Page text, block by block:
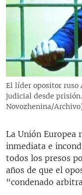
AUDIOVISUALES
RADIO MARTÍ
ESPECIALES
ESPECIALES
LA REALIDAD DE
SER VIEJO EN CUBA
LOS SANTOS DE
DESINFORMACIÓN
LA INVASIÓN DE
MULTIMEDIA
EDITORIALES
SÍGUENOS
El líder opositor ruso
judicial desde prisión.
Novozhenina/
La Unión Europea
inmediata e
todos los presos
años de que el
“condenado